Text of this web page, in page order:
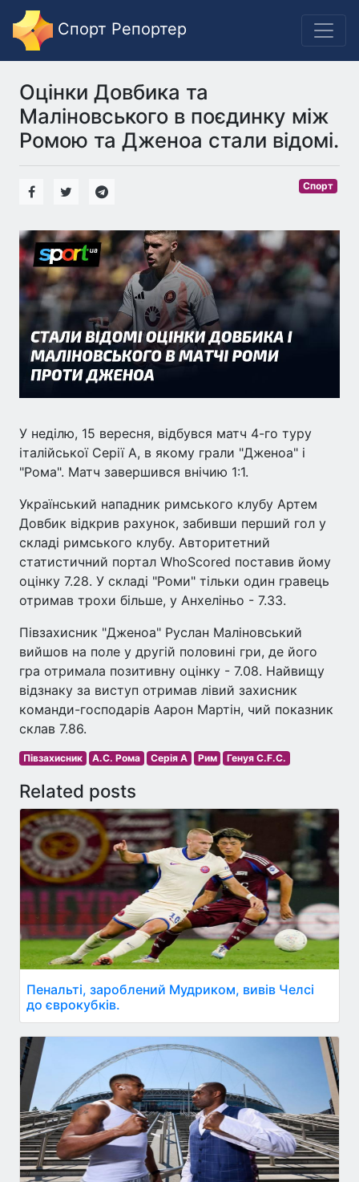
Спорт Репортер
Оцінки Довбика та
Маліновського в поєдинку між
Ромою та Дженоа стали відомі.
Спорт
У неділю, 15 вересня, відбувся матч 4-го туру
італійської Серії А, в якому грали "Дженоа" і
"Рома". Матч завершився внічию 1:1.
Український нападник римського клубу Артем
Довбик відкрив рахунок, забивши перший гол у
складі римського клубу. Авторитетний
статистичний портал WhoScored поставив йому
оцінку 7.28. У складі "Роми" тільки один гравець
отримав трохи більше, у Анхеліньо - 7.33.
Півзахисник "Дженоа" Руслан Маліновський
вийшов на поле у другій половині гри, де його
гра отримала позитивну оцінку - 7.08. Найвищу
відзнаку за виступ отримав лівий захисник
команди-господарів Аарон Мартін, чий показник
склав 7.86.
Півзахисник А.С. Рома Серія A Рим Генуя C.F.C.
Related posts
Пенальті, зароблений Мудриком, вивів Челсі
до єврокубків.